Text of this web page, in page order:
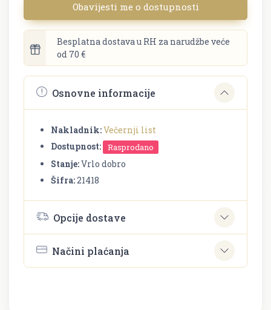
Obavijesti me o dostupnosti
Besplatna dostava u RH za narudžbe veće
od 70 €
Osnovne informacije
Nakladnik:Večernji list
Dostupnost:
Rasprodano
Stanje:Vrlo dobro
Šifra:21418
Opcije dostave
Načini plaćanja